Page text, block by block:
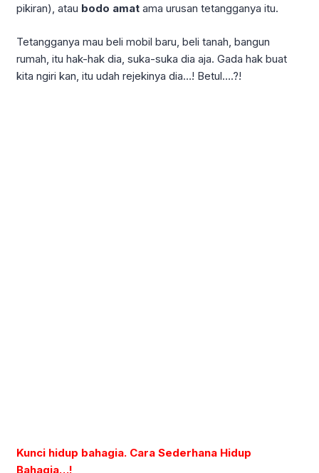
pikiran), atau bodo amat ama urusan tetangganya itu.
Tetangganya mau beli mobil baru, beli tanah, bangun
rumah, itu hak-hak dia, suka-suka dia aja. Gada hak buat
kita ngiri kan, itu udah rejekinya dia…! Betul….?!
Kunci hidup bahagia. Cara Sederhana Hidup
Bahagia…!